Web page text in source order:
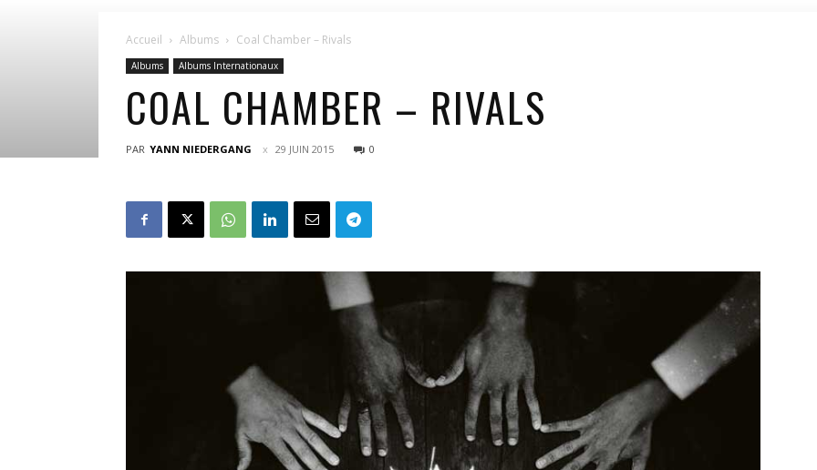
Accueil Albums Coal Chamber – Rivals
Albums Albums Internationaux
COAL CHAMBER – RIVALS
PAR YANN NIEDERGANG 29 JUIN 2015 0